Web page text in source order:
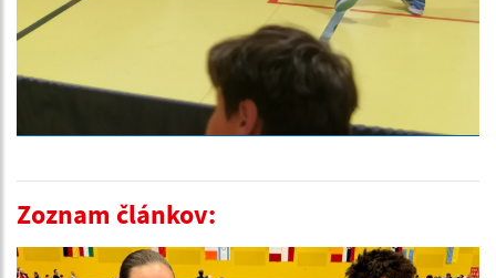
Zoznam článkov: